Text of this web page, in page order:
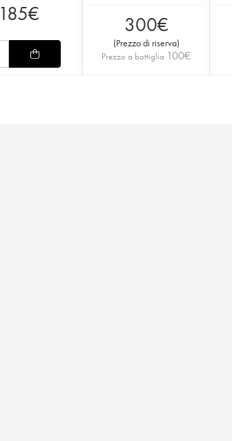
185€ 300€
(Prezzo di riserva)
Prezzo a bottiglia 100€